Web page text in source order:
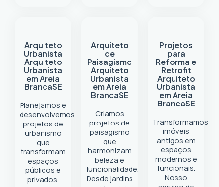
Arquiteto
Urbanista
Arquiteto
Urbanista
em Areia
BrancaSE
Planejamos e
desenvolvemos
projetos de
urbanismo
que
transformam
espaços
públicos e
privados,
Arquiteto
de
Paisagismo
Arquiteto
Urbanista
em Areia
BrancaSE
Criamos
projetos de
paisagismo
que
harmonizam
beleza e
funcionalidade.
Desde jardins
Projetos
para
Reforma e
Retrofit
Arquiteto
Urbanista
em Areia
BrancaSE
Transformamos
imóveis
antigos em
espaços
modernos e
funcionais.
Nosso